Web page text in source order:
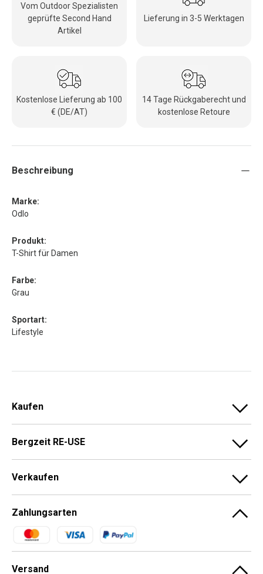
Vom Outdoor Spezialisten
geprüfte Second Hand
Artikel
Lieferung in 3-5 Werktagen
Kostenlose Lieferung ab 100
€ (DE/AT)
14 Tage Rückgaberecht und
kostenlose Retoure
Beschreibung
Marke:
Odlo
Produkt:
T-Shirt für Damen
Farbe:
Grau
Sportart:
Lifestyle
Kaufen
Bergzeit RE-USE
Verkaufen
Zahlungsarten
Zahlungsmethoden
Versand